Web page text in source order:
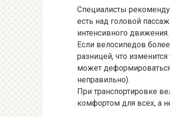
Специалисты
есть над головой
интенсивного движения.
Если велосипедов
разницей, что
может
неправильно).
При транспортировке
комфортом для всех, а